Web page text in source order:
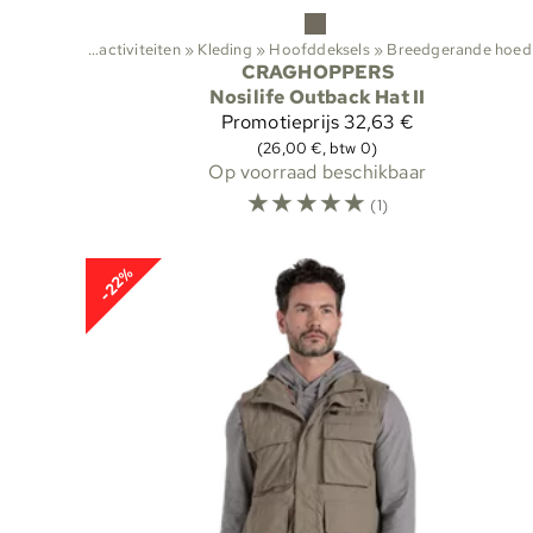
Buitenactiviteiten ‪» Kleding ‪» Hoofddeksels ‪» Breedgerande hoed
CRAGHOPPERS
Nosilife Outback Hat II
Promotieprijs32,63 €
(26,00 €, btw 0)
Op voorraad beschikbaar
☆☆☆☆☆ (1)
Sporten‪»
-22%